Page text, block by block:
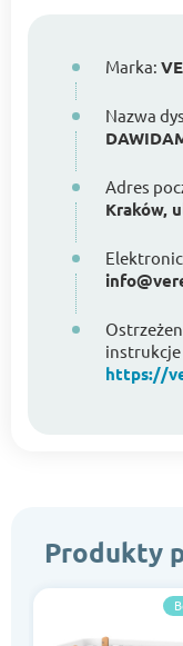
Marka:
Nazwa
Adres
Kraków,
https://
Produkty